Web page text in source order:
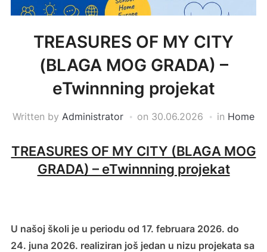
TREASURES OF MY CITY
(BLAGA MOG GRADA) –
eTwinnning projekat
Written by Administrator on 30.06.2026 in Home
TREASURES OF MY CITY (BLAGA MOG
GRADA) – eTwinnning projekat
U našoj školi je u periodu od 17. februara 2026. do
24. juna 2026. realiziran još jedan u nizu projekata sa